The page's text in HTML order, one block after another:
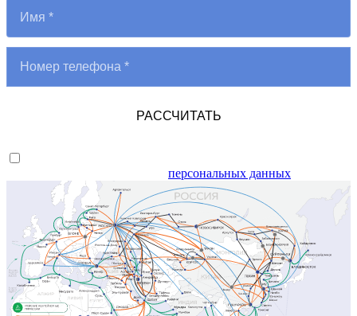
персональных данных
РАССЧИТАТЬ